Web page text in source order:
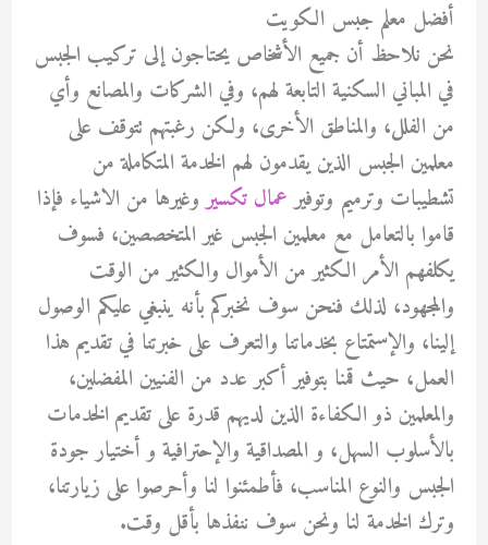
أفضل معلم جبس الكويت
نحن نلاحظ أن جميع الأشخاص يحتاجون إلى تركيب الجبس
في المباني السكنية التابعة لهم، وفي الشركات والمصانع وأي
من الفلل، والمناطق الأخرى، ولكن رغبتهم تتوقف على
معلمين الجبس الذين يقدمون لهم الخدمة المتكاملة من
تشطيبات وترميم وتوفيرعمال تكسيروغيرها من الاشياء فإذا
قاموا بالتعامل مع معلمين الجبس غير المتخصصين، فسوف
يكلفهم الأمر الكثير من الأموال والكثير من الوقت
والمجهود، لذلك فنحن سوف نخبركم بأنه ينبغي عليكم الوصول
إلينا، والإستمتاع بخدماتنا والتعرف على خبرتنا في تقديم هذا
العمل، حيث قمنا بتوفير أكبر عدد من الفنيين المفضلين،
والمعلمين ذو الكفاءة الذين لديهم قدرة على تقديم الخدمات
بالأسلوب السهل، و المصداقية والإحترافية و أختيار جودة
الجبس والنوع المناسب، فأطمئنوا لنا وأحرصوا على زيارتنا،
وترك الخدمة لنا ونحن سوف ننفذها بأقل وقت.